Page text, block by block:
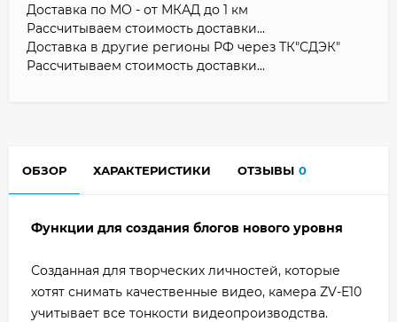
Доставка по МО - от МКАД до 1 км
Рассчитываем стоимость доставки...
Доставка в другие регионы РФ через ТК"СДЭК"
Рассчитываем стоимость доставки...
ОБЗОР ХАРАКТЕРИСТИКИ ОТЗЫВЫ 0
Функции для создания блогов нового уровня
Созданная для творческих личностей, которые
хотят снимать качественные видео, камера ZV-E10
учитывает все тонкости видеопроизводства.